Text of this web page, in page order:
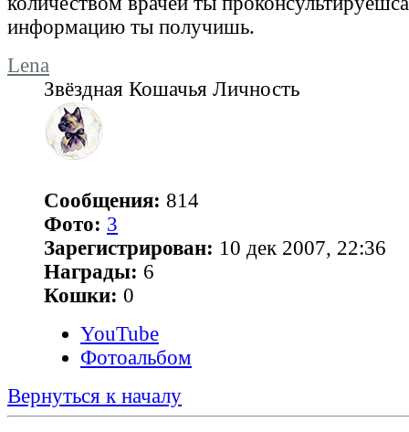
информацию ты получишь.
Lena
Звёздная Кошачья Личность
Сообщения: 814
Фото: 3
Зарегистрирован: 10 дек 2007, 22:36
Награды: 6
Кошки: 0
YouTube
Фотоальбом
Вернуться к началу